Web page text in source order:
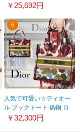
☆2WAYナイロントート
￥25,692円
6
人気で可愛い☆ディオー
ル ブックトート 偽物 ロ
ゴ入り スモールバッグ
￥32,300円